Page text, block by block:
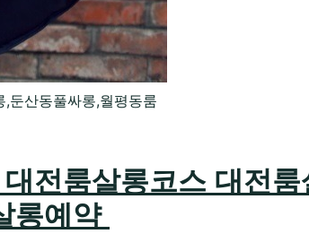
둔산동풀싸롱,월평동룸
전룸살롱코스 대전룸
롱예약